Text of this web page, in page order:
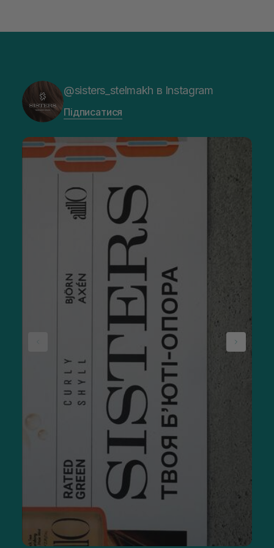
Чому крем для обличчя в щоденному догляді
— це важливо
Використовувати тільки тонік або сироватку — поширена
і неефективним. Креми для обличчя є обов’язковими з
таких причин:
бар'єрна функція та захист — крем зміцнює
бактерій та алергенів;
запобігання зневодненню — засіб утворює легку
оклюзію, завдяки якій трансепідермальна втрата
вологи зводиться до мінімуму;
Використовувати надійний косметичний засіб
необхідно для того, щоб підвищити якість
завершення ритуалу — без крему активні речовини з
тоніка чи сироватки випаровуються з поверхні шкіри,
працюючи лише на 30–50 %;
комфорт — професійний засіб усуває відчуття
стягнутості та сухості, що часто виникає після вмивання
профілактика фотостаріння — багато формул містять
фільтри, що захищають клітини від руйнівного
впливу ультрафіолету.
Як підібрати крем для обличчя
Під час вибору товарів в каталозі важливо розуміти
проблему, яку потрібно вирішити за їхньою допомогою, а
також враховувати тип шкіри та вік. Невідповідність засобу
заданим параметрам рано чи пізно призведе до негативних
наслідків замість очікуваної користі. Мріючи про
омолодження, ліфтинг або якісний УФ-захист, потрібно
вибирати бажаний ефект у фільтрах пошуку та уважно
читати опис, характеристики продукту, рекомендації
виробників, відгуки реальних користувачів на сайті.
Косметологи рекомендують ніколи не плутати нічні та денні
креми, легкі літні емульсії з щільними зимовими продуктами.
Адже вони складаються з принципово різних компонентів і
мають різноспрямовану та навіть протилежну дію.
Спекотним літнім днем ​​шкіра потребує інтенсивного
@sisters_stelmakh в Instagram
Підписатися